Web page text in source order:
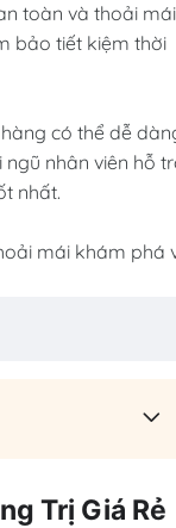
toàn và thoải mái
bảo tiết kiệm thời
có thể dễ
nhân viên hỗ
nhất.
mái khám phá
Trị Giá Rẻ